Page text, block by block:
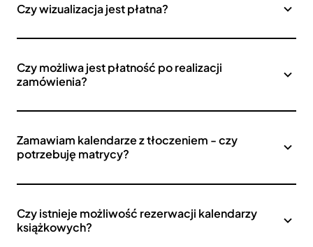
Czy wizualizacja jest płatna?
Czy możliwa jest płatność po realizacji
zamówienia?
Zamawiam kalendarze z tłoczeniem - czy
potrzebuję matrycy?
Czy istnieje możliwość rezerwacji kalendarzy
książkowych?